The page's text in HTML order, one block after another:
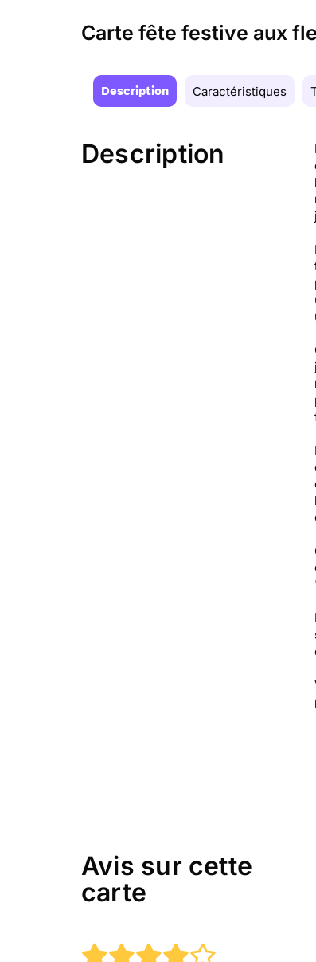
Carte fête festive aux
Description Caractéristiques
Description
Avis sur cette
carte